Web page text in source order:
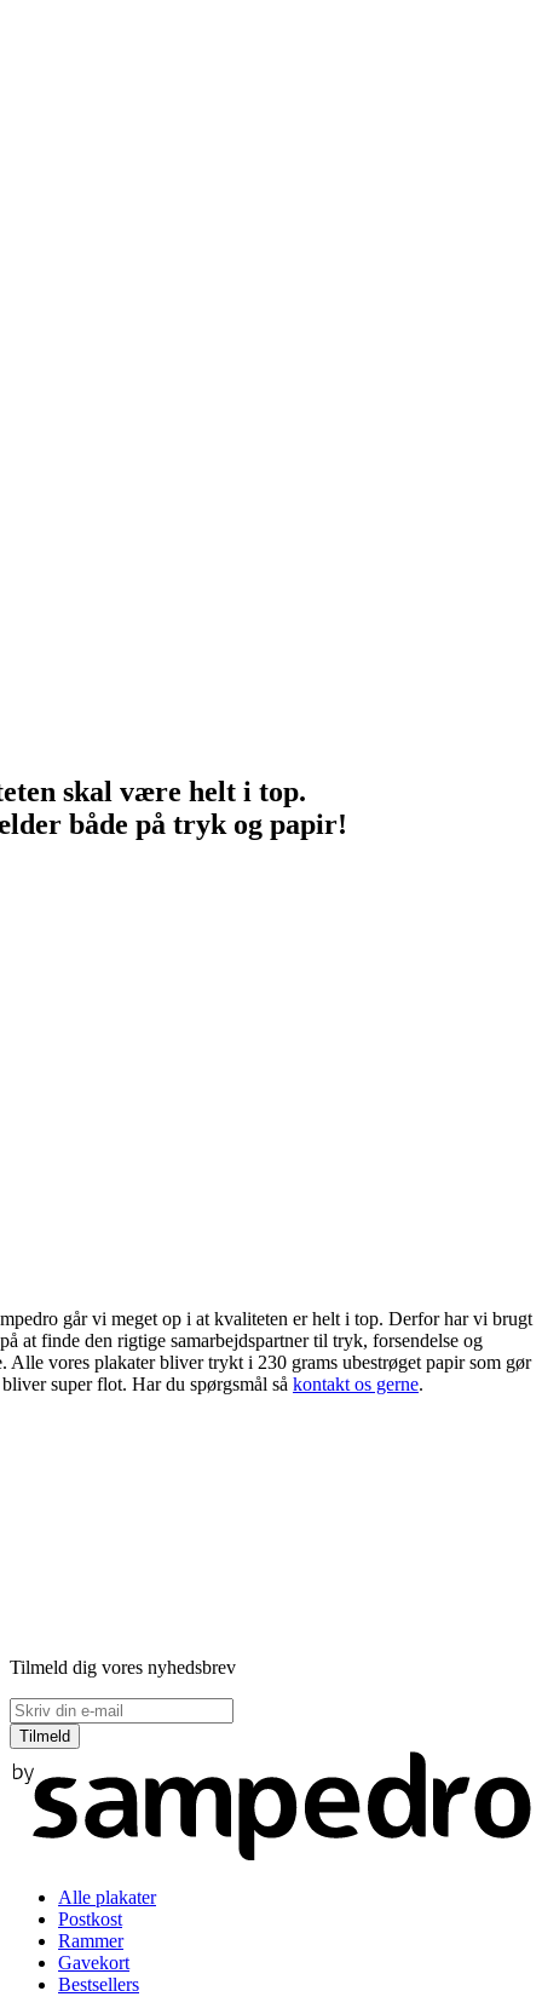
skal være helt i top.
både på tryk og papir!
går vi meget op i at kvaliteten er helt i top. Derfor har vi brugt
at finde den rigtige samarbejdspartner til tryk, forsendelse og
Alle vores plakater bliver trykt i 230 grams ubestrøget papir som gør
super flot. Har du spørgsmål så kontakt os gerne.
Tilmeld dig vores nyhedsbrev
Alle plakater
Postkost
Rammer
Gavekort
Bestsellers